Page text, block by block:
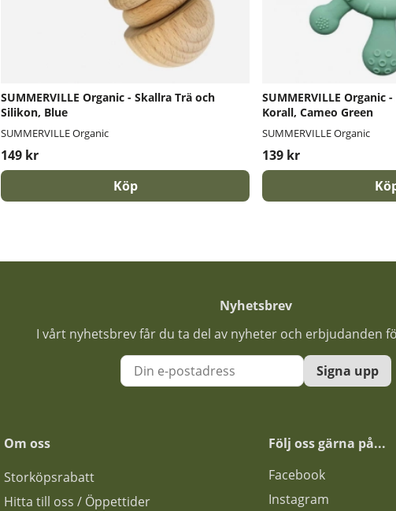
SUMMERVILLE Organic - Skallra Trä och
Silikon, Blue
SUMMERVILLE Organic
149 kr
Köp
SUMMERVILLE Organic
Korall, Cameo Green
SUMMERVILLE Organic
139 kr
Nyhetsbrev
I vårt nyhetsbrev får du ta del av nyheter och erbjudanden
Signa upp
Om oss
Storköpsrabatt
Hitta till oss / Öppettider
Följ oss gärna på...
Facebook
Instagram